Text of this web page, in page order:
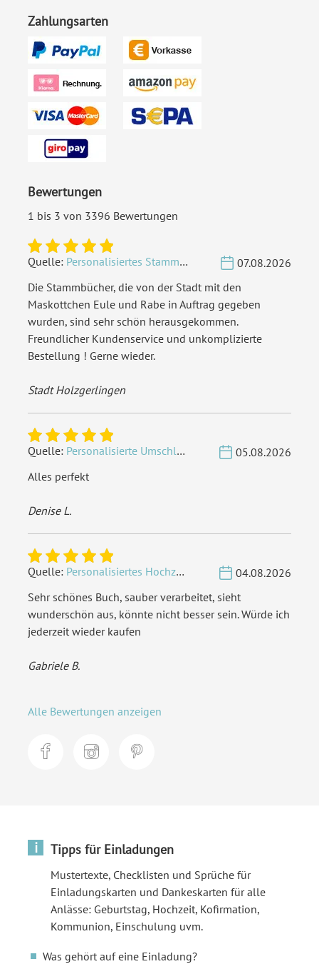
Zahlungsarten
Bewertungen
1 bis 3 von 3396 Bewertungen
Quelle: Personalisiertes Stammbuch - Eigene Gravurdatei hochladen
07.08.2026
Die Stammbücher, die von der Stadt mit den
Maskottchen Eule und Rabe in Auftrag gegeben
wurden, sind sehr schön herausgekommen.
Freundlicher Kundenservice und unkomplizierte
Bestellung ! Gerne wieder.
Stadt Holzgerlingen
Quelle: Personalisierte Umschläge - Vintage - Quadrat 155 x 155 mm
05.08.2026
Alles perfekt
Denise L.
Quelle: Personalisiertes Hochzeit Gästebuch A4 - Herzbaum
04.08.2026
Sehr schönes Buch, sauber verarbeitet, sieht
wunderschön aus, könnte nicht besser sein. Würde ich
jederzeit wieder kaufen
Gabriele B.
Alle Bewertungen anzeigen
i Tipps für Einladungen
Mustertexte, Checklisten und Sprüche für
Einladungskarten und Dankeskarten für alle
Anlässe: Geburtstag, Hochzeit, Kofirmation,
Kommunion, Einschulung uvm.
Was gehört auf eine Einladung?